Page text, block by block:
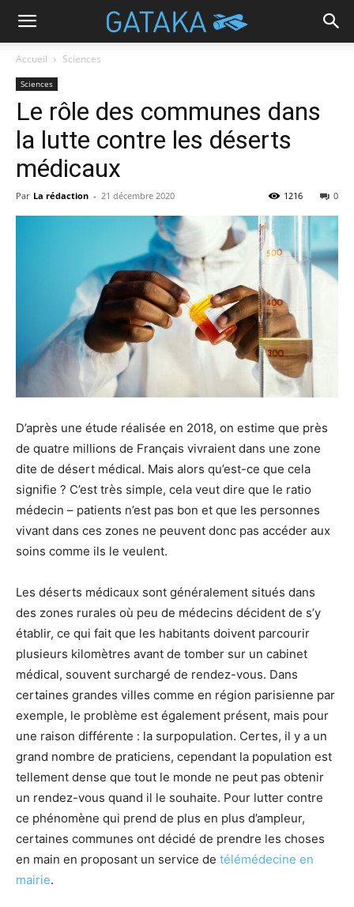
Accueil Sciences
Sciences
Le rôle des communes dans
la lutte contre les déserts
médicaux
Par La rédaction - 21 décembre 2020 0
1216
D’après une étude réalisée en 2018, on estime que près
de quatre millions de Français vivraient dans une zone
dite de désert médical. Mais alors qu’est-ce que cela
signifie ? C’est très simple, cela veut dire que le ratio
médecin – patients n’est pas bon et que les personnes
vivant dans ces zones ne peuvent donc pas accéder aux
soins comme ils le veulent.
Les déserts médicaux sont généralement situés dans
des zones rurales où peu de médecins décident de s’y
établir, ce qui fait que les habitants doivent parcourir
plusieurs kilomètres avant de tomber sur un cabinet
médical, souvent surchargé de rendez-vous. Dans
certaines grandes villes comme en région parisienne par
exemple, le problème est également présent, mais pour
une raison différente : la surpopulation. Certes, il y a un
grand nombre de praticiens, cependant la population est
tellement dense que tout le monde ne peut pas obtenir
un rendez-vous quand il le souhaite. Pour lutter contre
ce phénomène qui prend de plus en plus d’ampleur,
certaines communes ont décidé de prendre les choses
en main en proposant un service de télémédecine en
mairie.